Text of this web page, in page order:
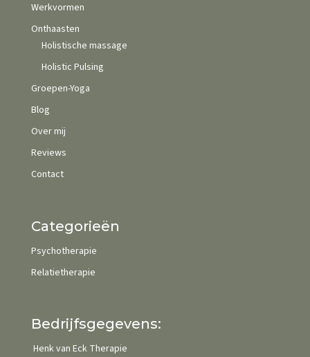
Werkvormen
Onthaasten
Holistische massage
Holistic Pulsing
Groepen-Yoga
Blog
Over mij
Reviews
Contact
Categorieën
Psychotherapie
Relatietherapie
Bedrijfsgegevens:
Henk van Eck Therapie